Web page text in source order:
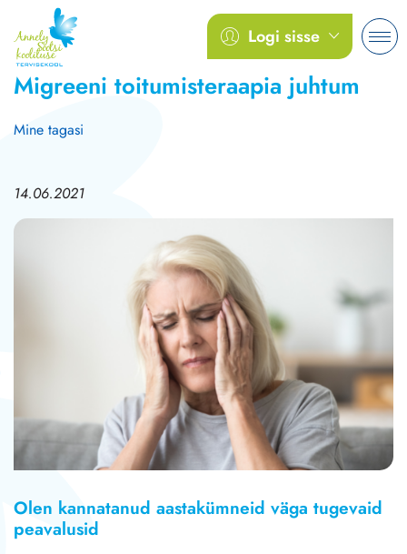
Logi sisse
Migreeni toitumisteraapia juhtum
Mine tagasi
14.06.2021
Olen kannatanud aastakümneid väga tugevaid
peavalusid